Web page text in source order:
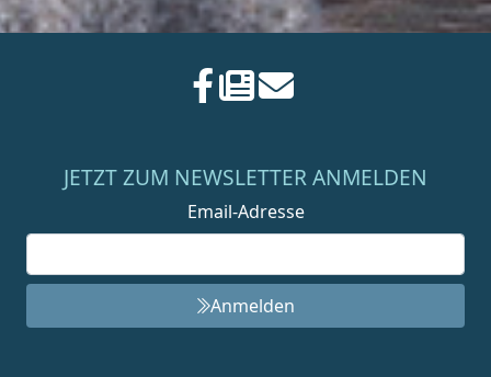
JETZT ZUM NEWSLETTER ANMELDEN
Email-Adresse
Anmelden